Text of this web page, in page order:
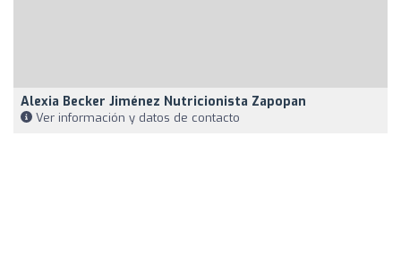
Alexia Becker Jiménez Nutricionista Zapopan
Ver información y datos de contacto